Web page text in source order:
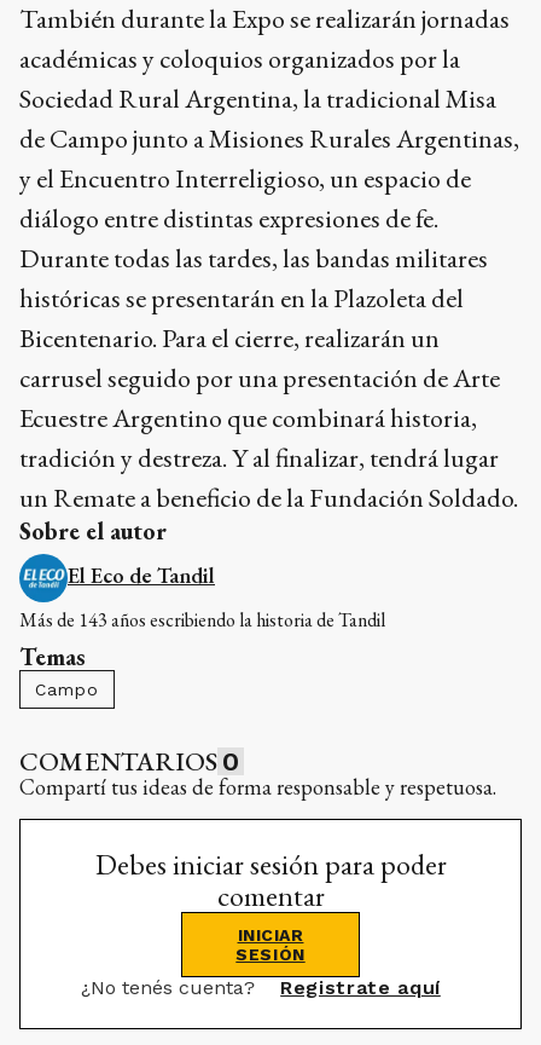
También durante la Expo se realizarán jornadas
académicas y coloquios organizados por la
Sociedad Rural Argentina, la tradicional Misa
de Campo junto a Misiones Rurales Argentinas,
y el Encuentro Interreligioso, un espacio de
diálogo entre distintas expresiones de fe.
Durante todas las tardes, las bandas militares
históricas se presentarán en la Plazoleta del
Bicentenario. Para el cierre, realizarán un
carrusel seguido por una presentación de Arte
Ecuestre Argentino que combinará historia,
tradición y destreza. Y al finalizar, tendrá lugar
un Remate a beneficio de la Fundación Soldado.
Sobre el autor
El Eco de Tandil
Más de 143 años escribiendo la historia de Tandil
Temas
Campo
COMENTARIOS 0
Compartí tus ideas de forma responsable y respetuosa.
Debes iniciar sesión para poder
comentar
INICIAR
SESIÓN
¿No tenés cuenta? Registrate aquí